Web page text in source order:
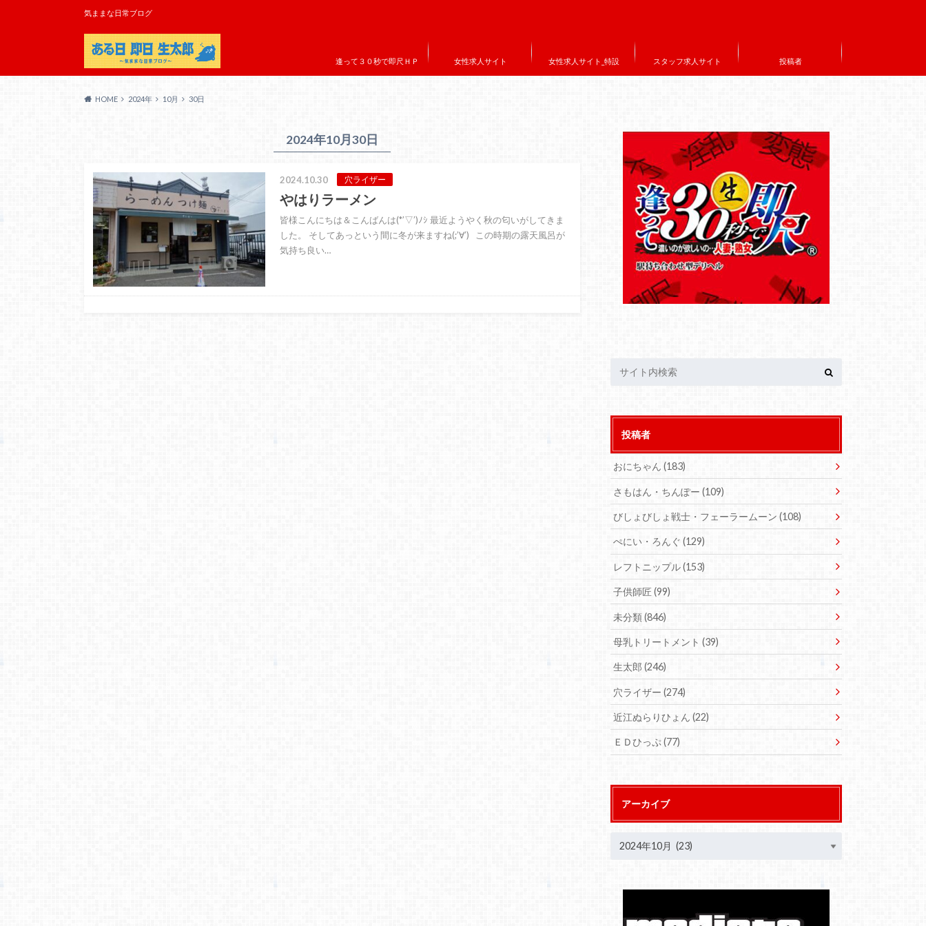
気ままな日常ブログ
逢って３０秒で即尺ＨＰ 女性求人サイト 女性求人サイト_特設 スタッフ求人サイト 投稿者
HOME 2024年 10月 30日
2024年10月30日
2024.10.30 穴ライザー
やはりラーメン
皆様こんにちは＆こんばんは(*’▽’)ﾉｼ 最近ようやく秋の匂いがしてきま
した。 そしてあっという間に冬が来ますね(;’∀’) この時期の露天風呂が
気持ち良い…
投稿者
おにちゃん(183)
さもはん・ちんぽー(109)
びしょびしょ戦士・フェーラームーン(108)
ぺにい・ろんぐ(129)
レフトニップル(153)
子供師匠(99)
未分類(846)
母乳トリートメント(39)
生太郎(246)
穴ライザー(274)
近江ぬらりひょん(22)
ＥＤひっぷ(77)
アーカイブ